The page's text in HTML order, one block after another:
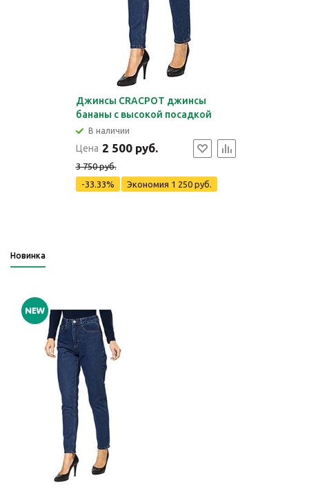
Джинсы CRACPOT джинсы
бананы с высокой посадкой
В наличии
Цена 2 500 руб.
3 750 руб.
-33.33%
Экономия 1 250 руб.
Новинка